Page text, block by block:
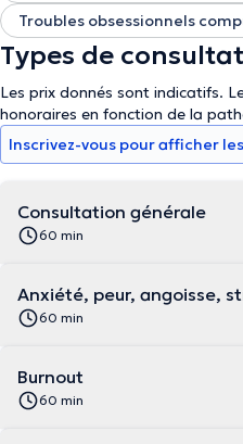
Troubles obsessionnels
Types de
Les prix donnés sont indicatifs.
honoraires en fonction de la
Inscrivez-vous pour afficher
Consultation générale
60 min
Anxiété, peur, angoisse,
60 min
Burnout
60 min